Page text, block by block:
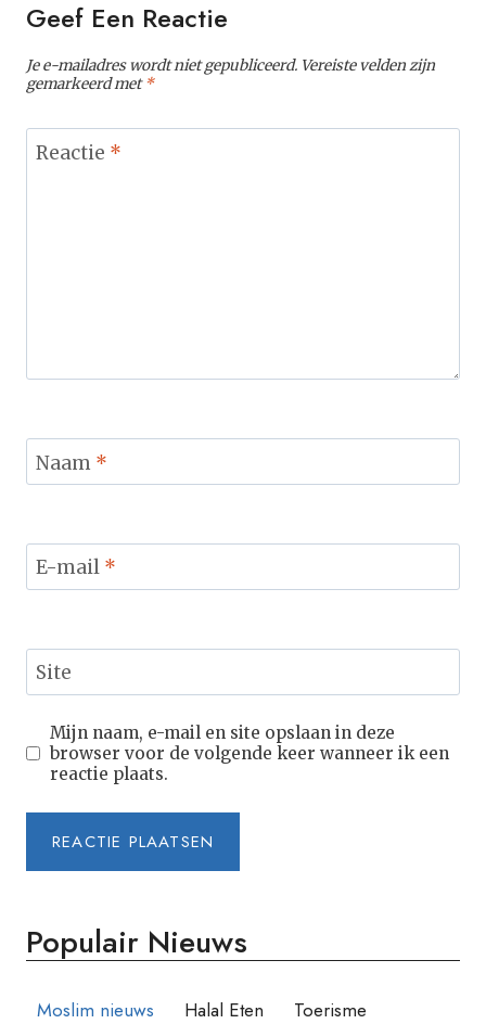
Geef Een Reactie
Je e-mailadres wordt niet gepubliceerd. Vereiste velden zijn
gemarkeerd met*
Reactie *
Naam *
E-mail *
Site
Mijn naam, e-mail en site opslaan in deze
browser voor de volgende keer wanneer ik een
reactie plaats.
Populair Nieuws
Moslim nieuws Halal Eten Toerisme